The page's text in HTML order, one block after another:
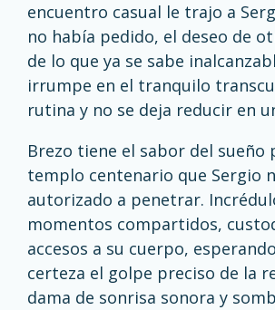
encuentro casual le trajo a
no había pedido, el deseo de
de lo que ya se sabe
irrumpe en el tranquilo
rutina y no se deja reducir en
Brezo tiene el sabor del sueño
templo centenario que Sergio
autorizado a penetrar.
momentos compartidos,
accesos a su cuerpo,
certeza el golpe preciso de la
dama de sonrisa sonora y